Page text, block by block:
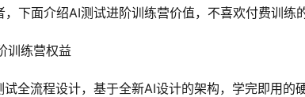
下面介绍AI测试进阶训练营价值，不喜欢付费训练
训练营权益
全流程设计，基于全新AI设计的架构，学完即用的硬